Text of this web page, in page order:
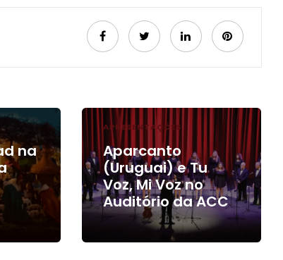
na
APRESENTAÇÕES
Aparcanto
(Uruguai) e Tu
Voz, Mi Voz no
Auditório da ACC